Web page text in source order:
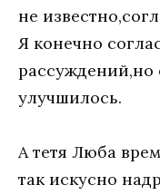
не
Я конечно
рассуждений,но
улучшилось.
А тетя Люба
так искусно